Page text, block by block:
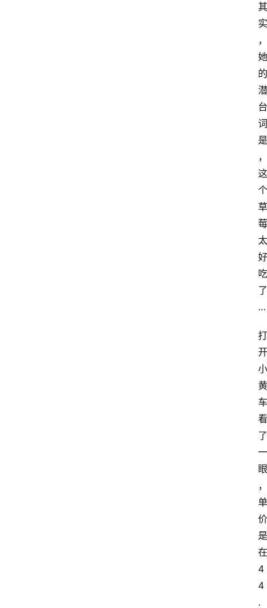
其
实
，
她
的
潜
台
词
是
，
这
个
草
莓
太
好
吃
了
…
打
开
小
黄
车
看
了
一
眼
，
单
价
是
在
4
4
.